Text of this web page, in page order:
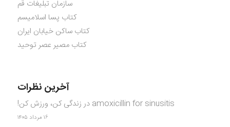
سازمان تبلیغات قم
کتاب پسا اسلامیسم
کتاب ساکن خیابان ایران
کتاب مصیر عصر توحید
آخرین نظرات
amoxicillin for sinusitis درزندگی کن، ورزش کن!
۱۶ مرداد ۱۴۰۵